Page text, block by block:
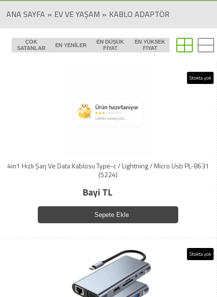
ANA SAYFA » EV VE YAŞAM » KABLO ADAPTÖR
ÇOK
SATANLAR
EN YENILER
EN DÜŞÜK
FIYAT
EN YÜKSEK
FIYAT
Stokta yok
4in1 Hızlı Şarj Ve Data Kablosu Type-c / Lightning / Micro Usb PL-8631
(5224)
Bayi TL
Sepete Ekle
Stokta yok